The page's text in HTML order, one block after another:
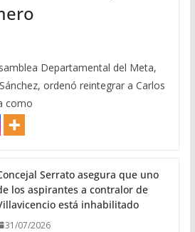
Departamental del Meta,
ordenó reintegrar a Carlos
como
Serrato asegura que uno
los aspirantes a contralor de
está inhabilitado
31/07/2026